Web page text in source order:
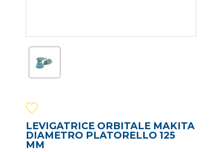
LEVIGATRICE ORBITALE MAKITA
DIAMETRO PLATORELLO 125
MM